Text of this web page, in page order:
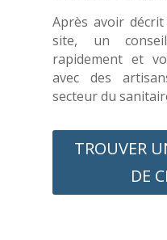
Après avoir
site, un
rapidement et
avec des
secteur du
TROUVER
DE